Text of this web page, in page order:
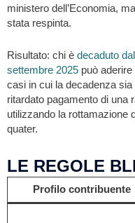
ministero dell’Economia,
stata respinta.
Risultato: chi è decaduto
settembre 2025 può
casi in cui la decadenza
ritardato pagamento di una
utilizzando la rottamazione
quater.
LE REGOLE
Profilo contribuente